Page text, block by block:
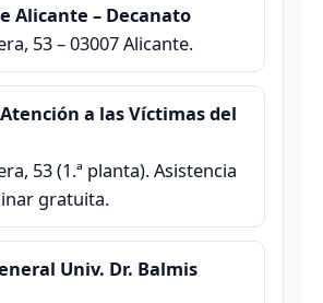
Alicante – Decanato
53 – 03007 Alicante.
a las Víctimas del
53 (1.ª planta). Asistencia
gratuita.
Univ. Dr. Balmis